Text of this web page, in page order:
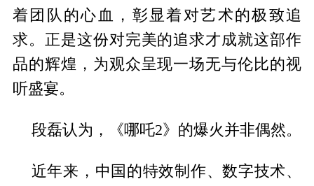
着团队的心血，彰显着对艺术的极致追
求。正是这份对完美的追求才成就这部作
品的辉煌，为观众呈现一场无与伦比的视
听盛宴。
段磊认为，《哪吒2》的爆火并非偶然。
近年来，中国的特效制作、数字技术、